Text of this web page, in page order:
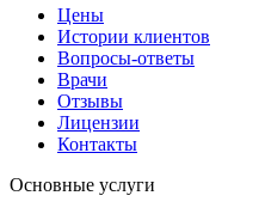
Цены
Истории клиентов
Вопросы-ответы
Врачи
Отзывы
Лицензии
Контакты
Основные услуги